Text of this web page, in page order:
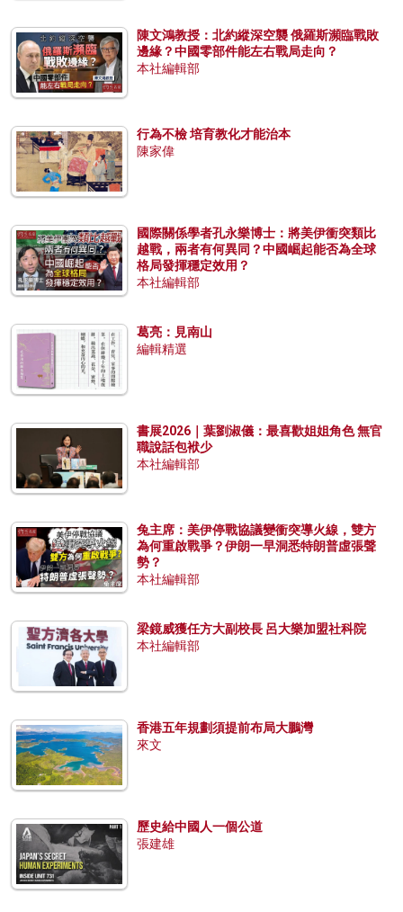
陳文鴻教授：北約縱深空襲 俄羅斯瀕臨戰敗
邊緣？中國零部件能左右戰局走向？
本社編輯部
行為不檢 培育教化才能治本
陳家偉
國際關係學者孔永樂博士：將美伊衝突類比
越戰，兩者有何異同？中國崛起能否為全球
格局發揮穩定效用？
本社編輯部
葛亮：見南山
編輯精選
書展2026｜葉劉淑儀：最喜歡姐姐角色 無官
職說話包袱少
本社編輯部
兔主席：美伊停戰協議變衝突導火線，雙方
為何重啟戰爭？伊朗一早洞悉特朗普虛張聲
勢？
本社編輯部
梁鏡威獲任方大副校長 呂大樂加盟社科院
本社編輯部
香港五年規劃須提前布局大鵬灣
來文
歷史給中國人一個公道
張建雄